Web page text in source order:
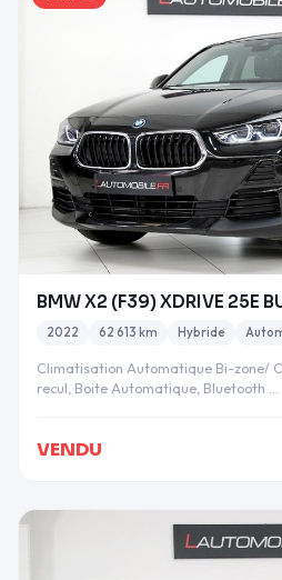
2022 62 613 km Hybride
Climatisation Automatique Bi-zone/
recul, Boite Automatique, Bluetooth …
VENDU